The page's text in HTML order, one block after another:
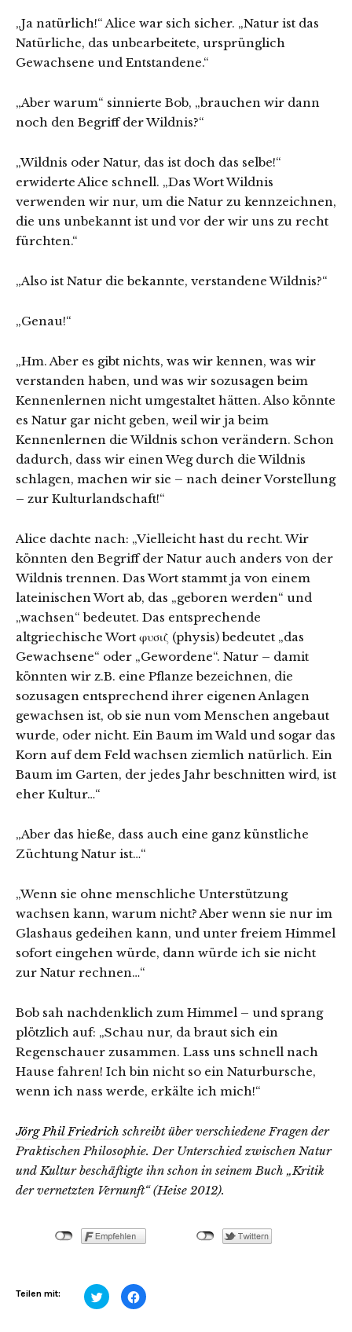
„Ja natürlich!“ Alice war sich sicher. „Natur ist das
Natürliche, das unbearbeitete, ursprünglich
Gewachsene und Entstandene.“
„Aber warum“ sinnierte Bob, „brauchen wir dann
noch den Begriff der Wildnis?“
„Wildnis oder Natur, das ist doch das selbe!“
erwiderte Alice schnell. „Das Wort Wildnis
verwenden wir nur, um die Natur zu kennzeichnen,
die uns unbekannt ist und vor der wir uns zu recht
fürchten.“
„Also ist Natur die bekannte, verstandene Wildnis?“
„Genau!“
„Hm. Aber es gibt nichts, was wir kennen, was wir
verstanden haben, und was wir sozusagen beim
Kennenlernen nicht umgestaltet hätten. Also könnte
es Natur gar nicht geben, weil wir ja beim
Kennenlernen die Wildnis schon verändern. Schon
dadurch, dass wir einen Weg durch die Wildnis
schlagen, machen wir sie – nach deiner Vorstellung
– zur Kulturlandschaft!“
Alice dachte nach: „Vielleicht hast du recht. Wir
könnten den Begriff der Natur auch anders von der
Wildnis trennen. Das Wort stammt ja von einem
lateinischen Wort ab, das „geboren werden“ und
„wachsen“ bedeutet. Das entsprechende
altgriechische Wort φυσιζ (physis) bedeutet „das
Gewachsene“ oder „Gewordene“. Natur – damit
könnten wir z.B. eine Pflanze bezeichnen, die
sozusagen entsprechend ihrer eigenen Anlagen
gewachsen ist, ob sie nun vom Menschen angebaut
wurde, oder nicht. Ein Baum im Wald und sogar das
Korn auf dem Feld wachsen ziemlich natürlich. Ein
Baum im Garten, der jedes Jahr beschnitten wird, ist
eher Kultur…“
„Aber das hieße, dass auch eine ganz künstliche
Züchtung Natur ist…“
„Wenn sie ohne menschliche Unterstützung
wachsen kann, warum nicht? Aber wenn sie nur im
Glashaus gedeihen kann, und unter freiem Himmel
sofort eingehen würde, dann würde ich sie nicht
zur Natur rechnen…“
Bob sah nachdenklich zum Himmel – und sprang
plötzlich auf: „Schau nur, da braut sich ein
Regenschauer zusammen. Lass uns schnell nach
Hause fahren! Ich bin nicht so ein Naturbursche,
wenn ich nass werde, erkälte ich mich!“
Jörg Phil Friedrich schreibt über verschiedene Fragen der
Praktischen Philosophie. Der Unterschied zwischen Natur
und Kultur beschäftigte ihn schon in seinem Buch „Kritik
der vernetzten Vernunft“ (Heise 2012).
Teilen mit: Klick,
um
Klick,
um